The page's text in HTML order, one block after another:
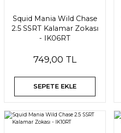
Squid Mania Wild Chase
2.5 SSRT Kalamar Zokası
- IK06RT
749,00 TL
SEPETE EKLE